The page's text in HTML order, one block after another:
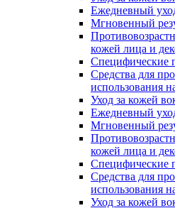
Ежедневный
Мгновенный
кожей лица и
Специфические
Средства для
использования
Уход за кожей
Ежедневный
Мгновенный
кожей лица и
Специфические
Средства для
использования
Уход за кожей